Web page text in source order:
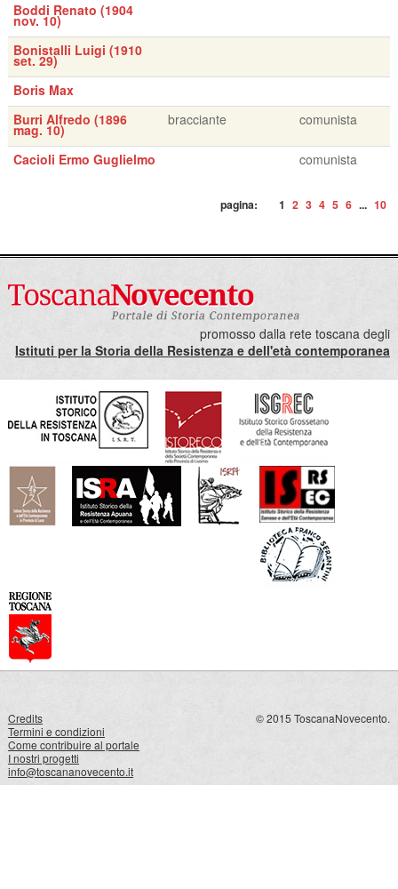
Boddi Renato (1904
nov. 10)
Bonistalli Luigi (1910
set. 29)
Boris Max
Burri Alfredo (1896
mag. 10)
bracciante comunista
Cacioli Ermo Guglielmo comunista
pagina: 1 2 3 4 5 6 ... 10
promosso dalla rete toscana degli
Istituti per la Storia della Resistenza e dell'età contemporanea
Credits
Termini e condizioni
Come contribuire al portale
I nostri progetti
info@toscananovecento.it
© 2015 ToscanaNovecento.